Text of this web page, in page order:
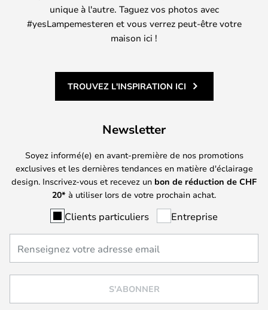
unique à l'autre. Taguez vos photos avec
#yesLampemesteren et vous verrez peut-être votre
maison ici !
TROUVEZ L'INSPIRATION ICI
Newsletter
Soyez informé(e) en avant-première de nos promotions
exclusives et les dernières tendances en matière d'éclairage
design. Inscrivez-vous et recevez un bon de réduction de CHF
20* à utiliser lors de votre prochain achat.
Clients particuliers Entreprise
S'ABONNER